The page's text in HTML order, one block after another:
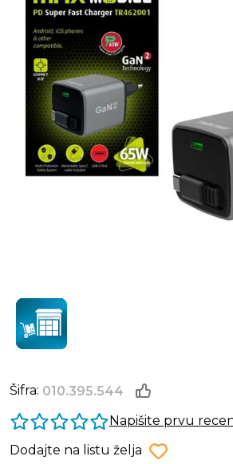
Šifra: 010.395.544
Napišite prvu
Dodajte na listu želja